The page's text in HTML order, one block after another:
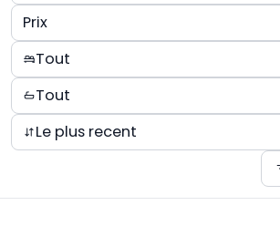
Prix
Tout
Tout
Le plus recent